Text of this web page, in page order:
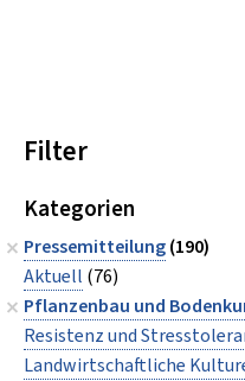
Filter
Kategorien
Pressemitteilung(190)
Aktuell (76)
Pflanzenbau und
Resistenz und
Landwirtschaftliche